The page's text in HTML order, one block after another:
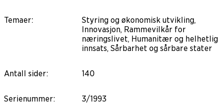
Temaer:
Styring og økonomisk utvikling,
Innovasjon, Rammevilkår for
næringslivet, Humanitær og helhetlig
innsats, Sårbarhet og sårbare stater
Antall sider: 140
Serienummer: 3/1993